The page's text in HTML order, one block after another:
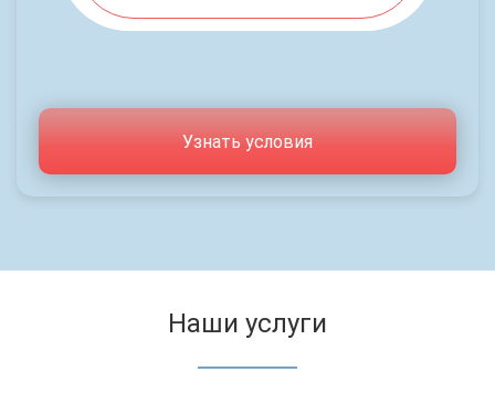
Узнать условия
Наши услуги